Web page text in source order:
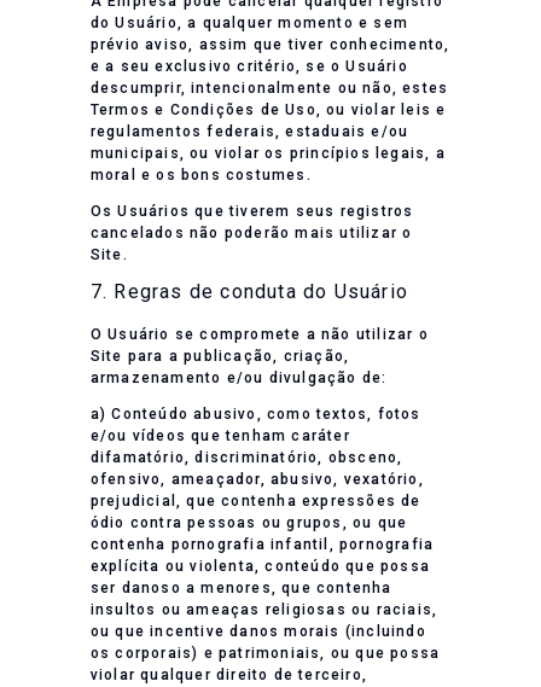
do Usuário, a qualquer momento e sem
prévio aviso, assim que tiver conhecimento,
e a seu exclusivo critério, se o Usuário
descumprir, intencionalmente ou não, estes
Termos e Condições de Uso, ou violar leis e
regulamentos federais, estaduais e/ou
municipais, ou violar os princípios legais, a
moral e os bons costumes.
Os Usuários que tiverem seus registros
cancelados não poderão mais utilizar o
Site.
7. Regras de conduta do Usuário
O Usuário se compromete a não utilizar o
Site para a publicação, criação,
armazenamento e/ou divulgação de:
a) Conteúdo abusivo, como textos, fotos
e/ou vídeos que tenham caráter
difamatório, discriminatório, obsceno,
ofensivo, ameaçador, abusivo, vexatório,
prejudicial, que contenha expressões de
ódio contra pessoas ou grupos, ou que
contenha pornografia infantil, pornografia
explícita ou violenta, conteúdo que possa
ser danoso a menores, que contenha
insultos ou ameaças religiosas ou raciais,
ou que incentive danos morais (incluindo
os corporais) e patrimoniais, ou que possa
violar qualquer direito de terceiro,